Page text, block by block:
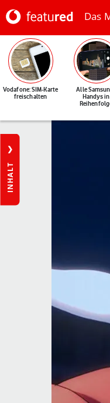
Das
Vodafone: SIM-Karte
freischalten
Alle
Handys in
INHALT